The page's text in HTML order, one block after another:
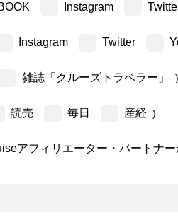
Instagram
Instagram Twitter
雑誌「クルーズトラベラー」 )
読売 毎日 産経 )
アフィリエーター・パートナ